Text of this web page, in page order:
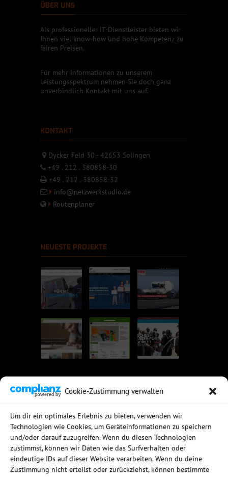
Cookie-Zustimmung verwalten
Um dir ein optimales Erlebnis zu bieten, verwenden wir
Technologien wie Cookies, um Geräteinformationen zu speichern
und/oder darauf zuzugreifen. Wenn du diesen Technologien
zustimmst, können wir Daten wie das Surfverhalten oder
eindeutige IDs auf dieser Website verarbeiten. Wenn du deine
Zustimmung nicht erteilst oder zurückziehst, können bestimmte
ÜBER UNS
Als professioneller IT-Dienstleister bieten wir
Ihnen viel know-how und hohe Kompetenz zu
fairen Preisen.
Für mehr Informationen zu unserem
Leistungsspektrum nehmen Sie doch ganz
unverbindlich Kontakt mit uns auf.
KONTAKT
Dycker Feld 30 - 42653 Solingen
+49 . 212 . 380858-30
+49 . 212 . 380858-32
info@netzwerkstudio.de
Routenplaner
NEUESTE PROJEKTE
Rechtssichere Email-Archivierung
MDaemon Mail- & Groupwareserver
Virtualisierung mit vmWare
Sophos UTM - Mehr als eine Firewall